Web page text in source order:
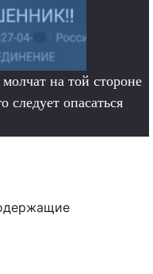
на той стороне
следует опасаться